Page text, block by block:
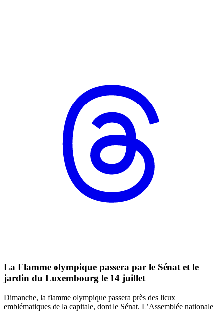
La Flamme olympique passera par le Sénat et le
jardin du Luxembourg le 14 juillet
Dimanche, la flamme olympique passera près des lieux
emblématiques de la capitale, dont le Sénat. L’Assemblée nationale